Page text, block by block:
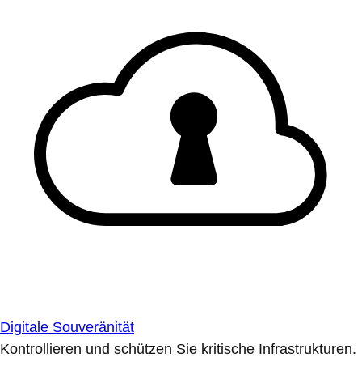
Digitale Souveränität
Kontrollieren und schützen Sie kritische Infrastrukturen.